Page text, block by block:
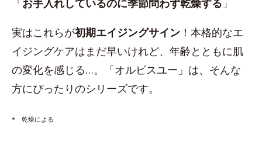
「お手入れしているのに季節問わず乾燥する 」
実はこれらが初期エイジングサイン ！本格的なエ
イジングケアはまだ早いけれど、年齢とともに肌
の変化を感じる…。「オルビスユー」は、そんな
方にぴったりのシリーズです。
* 乾燥による